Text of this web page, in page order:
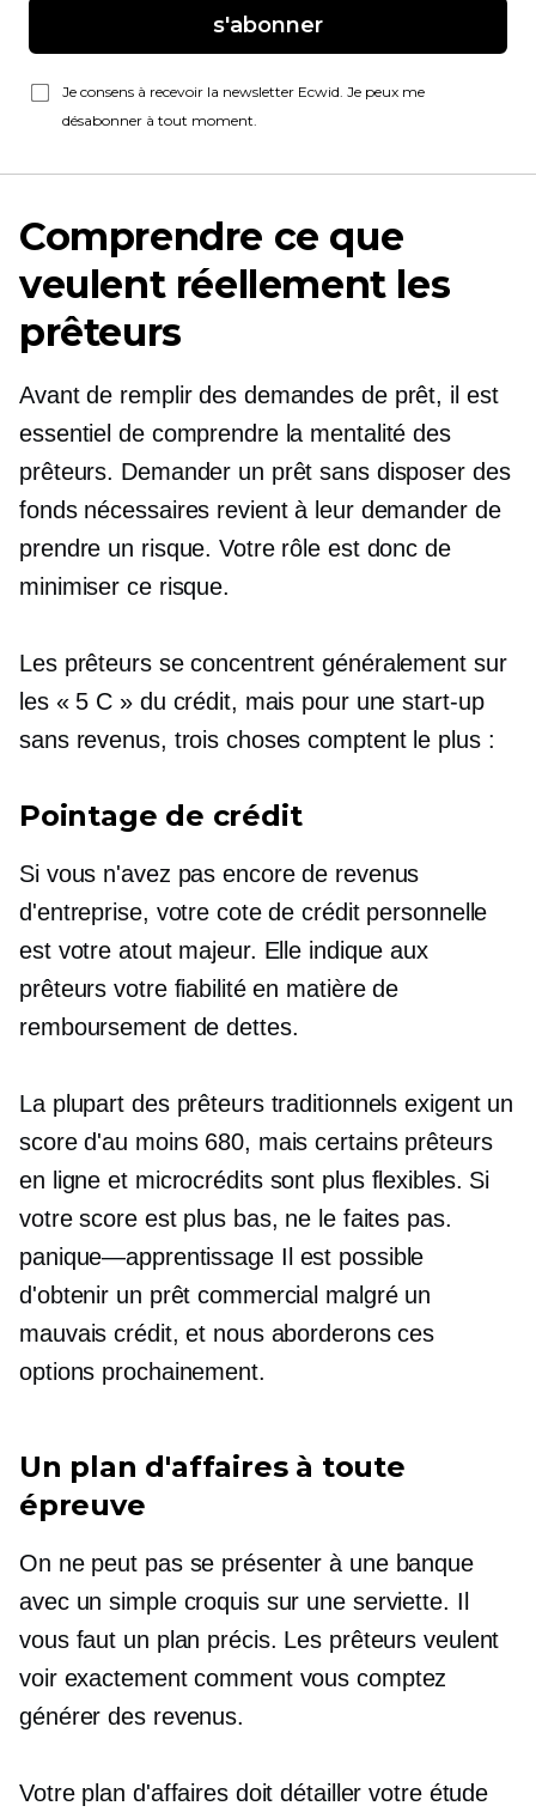
s'abonner
Je consens à recevoir la newsletter Ecwid. Je peux me
désabonner à tout moment.
Comprendre ce que
veulent réellement les
prêteurs
Avant de remplir des demandes de prêt, il est
essentiel de comprendre la mentalité des
prêteurs. Demander un prêt sans disposer des
fonds nécessaires revient à leur demander de
prendre un risque. Votre rôle est donc de
minimiser ce risque.
Les prêteurs se concentrent généralement sur
les « 5 C » du crédit, mais pour une start-up
sans revenus, trois choses comptent le plus :
Pointage de crédit
Si vous n'avez pas encore de revenus
d'entreprise, votre cote de crédit personnelle
est votre atout majeur. Elle indique aux
prêteurs votre fiabilité en matière de
remboursement de dettes.
La plupart des prêteurs traditionnels exigent un
score d'au moins 680, mais certains prêteurs
en ligne et microcréditssont plus flexibles. Si
votre score est plus bas, ne le faites pas.
panique—apprentissageIl est possible
d'obtenir un prêt commercial malgré un
mauvais crédit, et nous aborderons ces
options prochainement.
Un plan d'affaires à toute
épreuve
On ne peut pas se présenter à une banque
avec un simple croquis sur une serviette. Il
vous faut un plan précis. Les prêteurs veulent
voir exactement comment vous comptez
générer des revenus.
Votre plan d'affaires doit détailler votre étude